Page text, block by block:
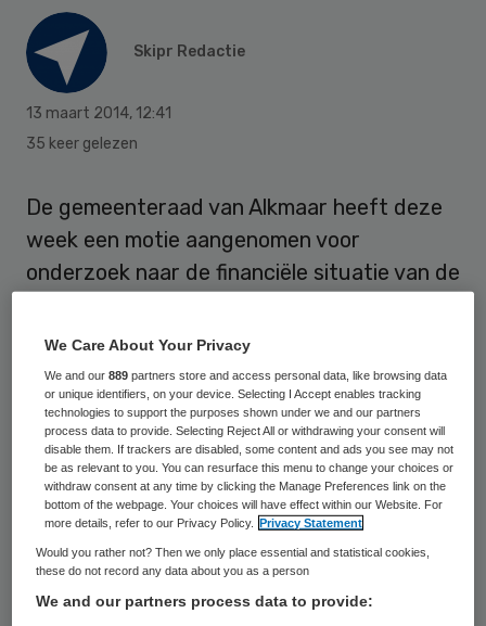
Skipr Redactie
13 maart 2014, 12:41
35 keer gelezen
De gemeenteraad van Alkmaar heeft deze
week een motie aangenomen voor
onderzoek naar de financiële situatie van de
weerspreekt met klem dat het
voortbestaan van het ziekenhuis in het
geding is.
De Alkmaarse raad maakt zich ernstig
zorgen maakt over de toekomst van het
ziekenhuis met locaties in Alkmaar en Den
Helder. Eerder al stuurde de gemeenteraad
We Care About Your Privacy
We and our889 partners store and access personal data, like browsing data
or unique identifiers, on your device. Selecting I Accept enables tracking
technologies to support the purposes shown under we and our partners
process data to provide. Selecting Reject All or withdrawing your consent will
disable them. If trackers are disabled, some content and ads you see may not
be as relevant to you. You can resurface this menu to change your choices or
withdraw consent at any time by clicking the Manage Preferences link on the
bottom of the webpage. Your choices will have effect within our Website. For
more details, refer to our Privacy Policy.
Privacy Statement
Would you rather not? Then we only place essential and statistical cookies,
these do not record any data about you as a person
We and our partners process data to provide: